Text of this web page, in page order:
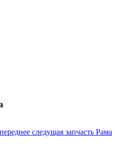
следущая запчасть Рама